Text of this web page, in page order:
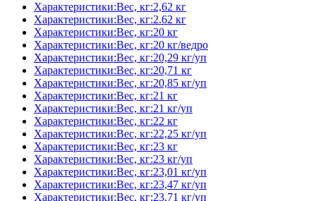
Характеристики:Вес, кг:2,62 кг
Характеристики:Вес, кг:2.62 кг
Характеристики:Вес, кг:20 кг
Характеристики:Вес, кг:20 кг/ведро
Характеристики:Вес, кг:20,29 кг/уп
Характеристики:Вес, кг:20,71 кг
Характеристики:Вес, кг:20,85 кг/уп
Характеристики:Вес, кг:21 кг
Характеристики:Вес, кг:21 кг/уп
Характеристики:Вес, кг:22 кг
Характеристики:Вес, кг:22,25 кг/уп
Характеристики:Вес, кг:23 кг
Характеристики:Вес, кг:23 кг/уп
Характеристики:Вес, кг:23,01 кг/уп
Характеристики:Вес, кг:23,47 кг/уп
Характеристики:Вес, кг:23,71 кг/уп